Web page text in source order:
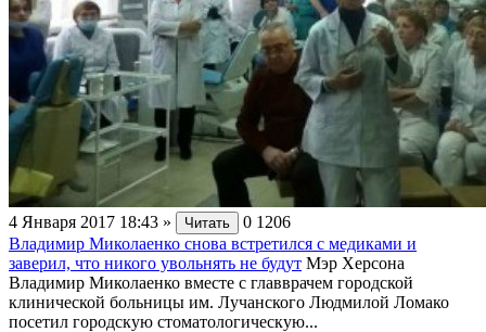
4 Января 2017 18:43 » Читать 0 1206
Владимир Миколаенко снова встретился с медиками и
заверил, что никого увольнять не будут Мэр Херсона
Владимир Миколаенко вместе с главврачем городской
клинической больницы им. Лучанского Людмилой Ломако
посетил городскую стоматологическую...